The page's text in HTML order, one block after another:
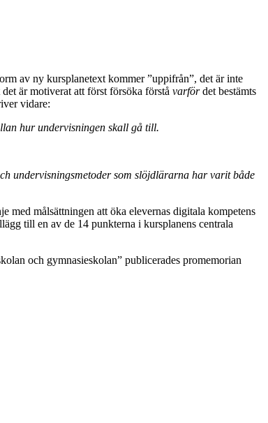
av ny kursplanetext kommer ”uppifrån”, det är inte
är motiverat att först försöka förstå varfördet bestämts
vidare:
hur undervisningen skall gå till.
undervisningsmetoder som slöjdlärarna har varit både
med målsättningen att öka elevernas digitala kompetens
till en av de 14 punkterna i kursplanens centrala
och gymnasieskolan” publicerades promemorian